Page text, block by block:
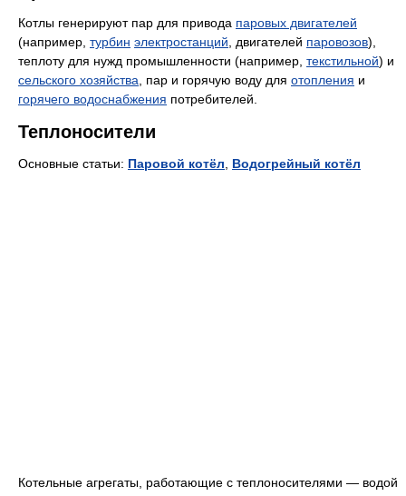
Котлы генерируют пар для привода паровых двигателей
(например, турбин электростанций , двигателей паровозов),
теплоту для нужд промышленности (например, текстильной) и
сельского хозяйства , пар и горячую воду для отопления и
горячего водоснабжения потребителей.
Теплоносители
Основные статьи: Паровой котёл Водогрейный котёл
Котельные агрегаты, работающие с теплоносителями — водой